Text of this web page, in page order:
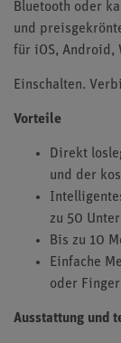
Bluetooth oder
und
für iOS, Android,
Einschalten.
Vorteile
Direkt
und der
zu 50
Bis zu 10
Einfache
oder
Ausstattung und